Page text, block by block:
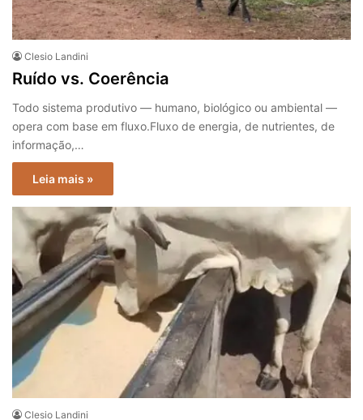
Clesio Landini
Ruído vs. Coerência
Todo sistema produtivo — humano, biológico ou ambiental —
opera com base em fluxo.Fluxo de energia, de nutrientes, de
informação,…
Leia mais »
Clesio Landini